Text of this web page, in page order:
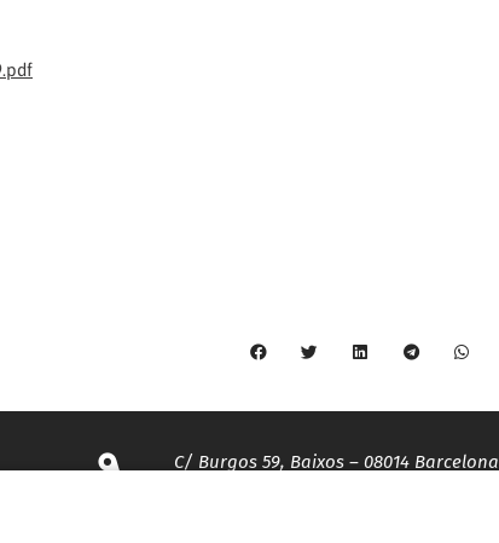
C/ Burgos 59, Baixos – 08014 Barcelona